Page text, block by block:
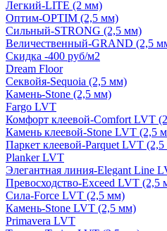
Легкий-LITE (2 мм)
Оптим-OPTIM (2,5 мм)
Сильный-STRONG (2,5 мм)
Величественный-GRAND (2,5
Скидка -400 руб/м2
Dream Floor
Секвойя-Sequoia (2,5 мм)
Камень-Stone (2,5 мм)
Fargo LVT
Комфорт клеевой-Comfort LVT
Камень клеевой-Stone LVT (2,5
Паркет клеевой-Parquet LVT
Planker LVT
Элегантная линия-Elegant Line
Превосходство-Exceed LVT (2,5
Сила-Force LVT (2,5 мм)
Камень-Stone LVT (2,5 мм)
Primavera LVT